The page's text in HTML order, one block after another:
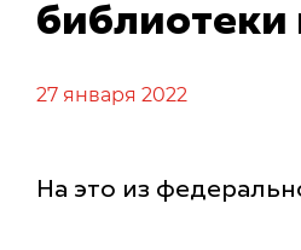
библиотеки
27 января 2022
На это из